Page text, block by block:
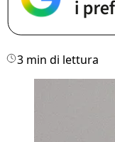
3 min di lettura